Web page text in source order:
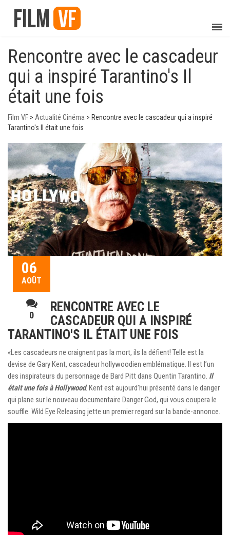
Rencontre avec le cascadeur
qui a inspiré Tarantino's Il
était une fois
Film VF > Actualité Cinéma > Rencontre avec le cascadeur qui a inspiré
Tarantino's Il était une fois
06
AOÛT
0
RENCONTRE AVEC LE
CASCADEUR QUI A INSPIRÉ
TARANTINO'S IL ÉTAIT UNE FOIS
«Les cascadeurs ne craignent pas la mort, ils la défient! Telle est la
devise de Gary Kent, cascadeur hollywoodien emblématique. Il est l’un
des inspirateurs du personnage de Bard Pitt dans Quentin Tarantino. Il
était une fois à Hollywood. Kent est aujourd’hui présenté dans le danger
qui plane sur le nouveau documentaire Danger God, qui vous coupera le
souffle. Wild Eye Releasing jette un premier regard sur la bande-annonce.